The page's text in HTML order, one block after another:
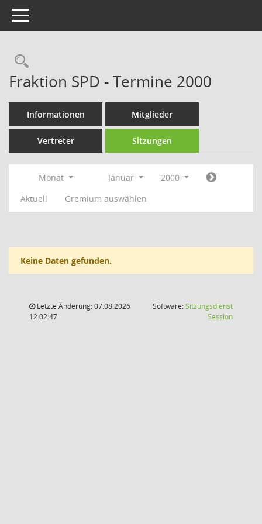
Toggle navigation
Rechercheauswahl
Fraktion SPD - Termine 2000
Informationen Mitglieder
Vertreter Sitzungen
Monat Januar
2000
Aktuell
Gremium auswählen
Keine Daten gefunden.
Letzte Änderung: 07.08.2026
12:02:47
Software:Sitzungsdienst
Session(Wird in